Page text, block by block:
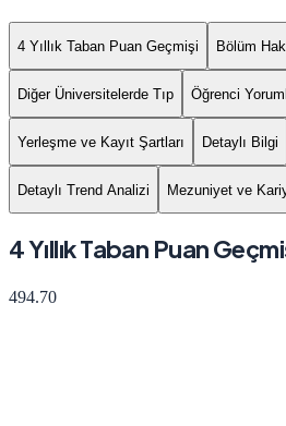
4 Yıllık Taban Puan Geçmişi Bölüm
Diğer Üniversitelerde Tıp Öğrenci
Yerleşme ve Kayıt Şartları Detaylı Bilgi
Detaylı Trend Analizi Mezuniyet ve
4 Yıllık Taban Puan
494.70